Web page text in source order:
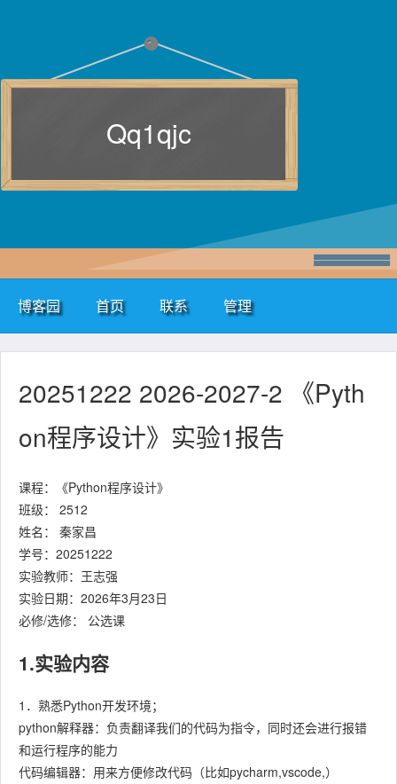
Qq1qjc
博客园 首页 联系 管理
20251222 2026-2027-2 《Pyth
on程序设计》实验1报告
课程：《Python程序设计》
班级： 2512
姓名： 秦家昌
学号：20251222
实验教师：王志强
实验日期：2026年3月23日
必修/选修： 公选课
1.实验内容
1．熟悉Python开发环境；
python解释器：负责翻译我们的代码为指令，同时还会进行报错
和运行程序的能力
代码编辑器：用来方便修改代码（比如pycharm,vscode,）